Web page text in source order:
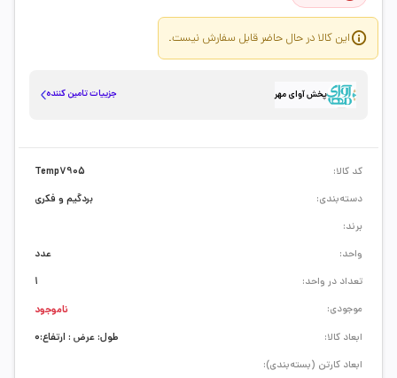
این کالا در حال حاضر قابل سفارش نیست.
پخش آوای مهر جزییات تامین کننده
ابعاد کالا:
طول: عرض : ارتفاع:0
ابعاد کارتن (بسته‌بندی):
کد کالا:
Temp7905
دسته‌بندی:
بردگیم و فکری
برند:
واحد:
عدد
تعداد در واحد:
1
موجودی:
ناموجود